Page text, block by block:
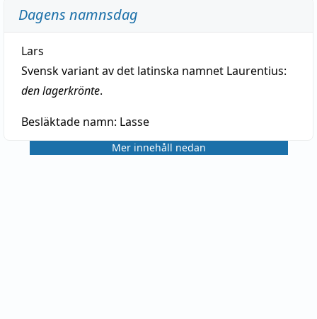
Dagens namnsdag
Lars
Svensk variant av det latinska namnet Laurentius:
den lagerkrönte.
Besläktade namn: Lasse
Mer innehåll nedan